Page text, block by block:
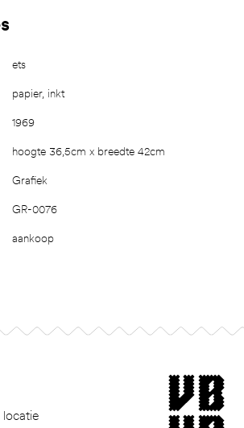
ets
papier, inkt
1969
hoogte 36,5cm x breedte 42cm
Grafiek
GR-0076
aankoop
locatie
museum van